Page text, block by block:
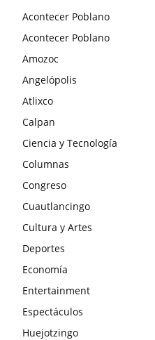
Acontecer Poblano
Acontecer Poblano
Amozoc
Angelópolis
Atlixco
Calpan
Ciencia y Tecnología
Columnas
Congreso
Cuautlancingo
Cultura y Artes
Deportes
Economía
Entertainment
Espectáculos
Huejotzingo